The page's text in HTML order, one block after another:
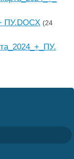
ПУ.DOCX (24